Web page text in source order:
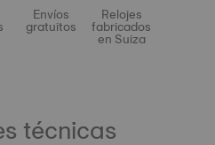
Envíos
gratuitos
Relojes
fabricados
en Suiza
técnicas